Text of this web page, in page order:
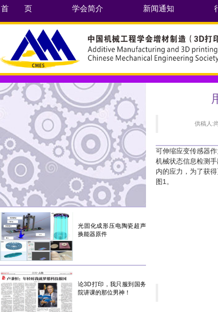
首 页 学会简介 新闻通知
光固化成形压电陶瓷超声
换能器原件
论3D打印，我只服到国务
院讲课的那位男神！
供稿人:
可伸缩应变传感器
机械状态信息检测
内的应力，为了获
图1。